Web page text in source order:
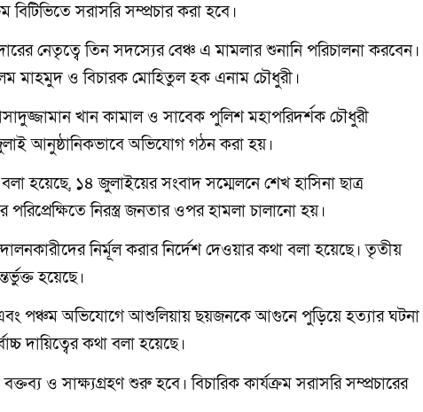
বিটিভিতে সরাসরি সম্প্রচার করা হবে।
নেতৃত্বে তিন সদস্যের বেঞ্চ এ মামলার শুনানি পরিচালনা করবেন।
মাহমুদ ও বিচারক মোহিতুল হক এনাম চৌধুরী।
আসাদুজ্জামান খান কামাল ও সাবেক পুলিশ মহাপরিদর্শক চৌধুরী
আনুষ্ঠানিকভাবে অভিযোগ গঠন করা হয়।
হয়েছে, ১৪ জুলাইয়ের সংবাদ সম্মেলনে শেখ হাসিনা ছাত্র
নিরস্ত্র জনতার ওপর হামলা চালানো হয়।
নির্মূল করার নির্দেশ দেওয়ার কথা বলা হয়েছে। তৃতীয়
হয়েছে।
পঞ্চম অভিযোগে আশুলিয়ায় ছয়জনকে আগুনে পুড়িয়ে হত্যার ঘটনা
দায়িত্বের কথা বলা হয়েছে।
ও সাক্ষ্যগ্রহণ শুরু হবে। বিচারিক কার্যক্রম সরাসরি সম্প্রচারের